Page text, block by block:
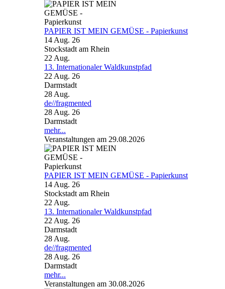
PAPIER IST MEIN GEMÜSE - Papierkunst
14 Aug. 26
Stockstadt am Rhein
22 Aug.
13. Internationaler Waldkunstpfad
22 Aug. 26
Darmstadt
28 Aug.
de//fragmented
28 Aug. 26
Darmstadt
mehr...
Veranstaltungen am 29.08.2026
PAPIER IST MEIN GEMÜSE - Papierkunst
14 Aug. 26
Stockstadt am Rhein
22 Aug.
13. Internationaler Waldkunstpfad
22 Aug. 26
Darmstadt
28 Aug.
de//fragmented
28 Aug. 26
Darmstadt
mehr...
Veranstaltungen am 30.08.2026